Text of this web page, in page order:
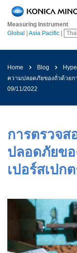
Measuring Instrument
Global
Asia Pacific
หน้า
หลัก
โซลูชั่น
การ
บิน
อวกาศ
ยนต์
วัสดุ
เคมีภัณฑ์
ไฟฟ้า
Home Blog
ความปลอดภัยของถั่วด้วยก
09/11/2022
การตรวจ
ปลอดภัยขอ
เปอร์สเปก